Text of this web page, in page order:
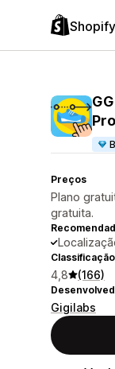
Preços
Plano
gratuita.
Classificação
4,8 (166)
Gigilabs